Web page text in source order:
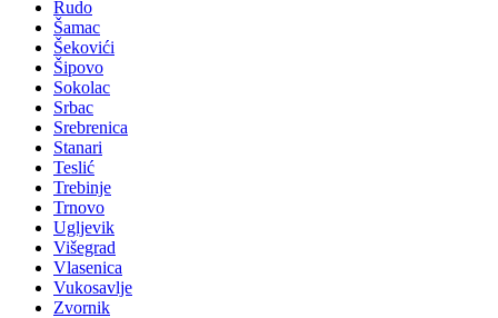
Rudo
Šamac
Šekovići
Šipovo
Sokolac
Srbac
Srebrenica
Stanari
Teslić
Trebinje
Trnovo
Ugljevik
Višegrad
Vlasenica
Vukosavlje
Zvornik